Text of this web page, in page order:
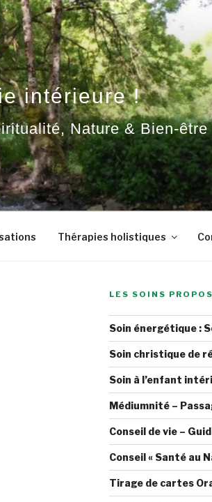
intérieure !
Nature & Bien-être
Thérapies holistiques
LES SOINS
Soin énergétique :
Soin christique de
Soin à l’enfant
Médiumnité –
Conseil de vie –
Conseil « Santé au
Tirage de cartes